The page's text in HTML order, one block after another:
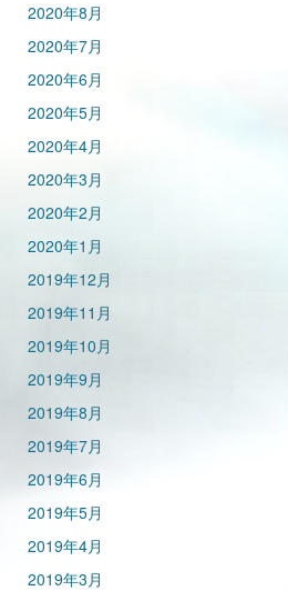
2020年8月
2020年7月
2020年6月
2020年5月
2020年4月
2020年3月
2020年2月
2020年1月
2019年12月
2019年11月
2019年10月
2019年9月
2019年8月
2019年7月
2019年6月
2019年5月
2019年4月
2019年3月